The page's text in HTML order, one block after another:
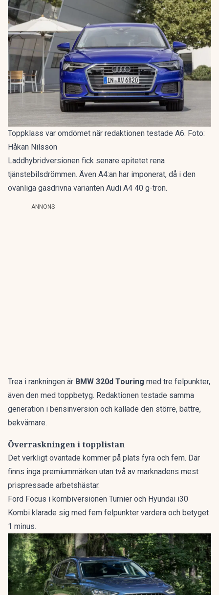
Toppklass var omdömet när redaktionen testade A6. Foto:
Håkan Nilsson
Laddhybridversionen fick senare epitetet rena
tjänstebilsdrömmen. Även A4:an har imponerat, då i den
ovanliga gasdrivna varianten Audi A4 40 g-tron.
ANNONS
Trea i rankningen är BMW 320d Touring med tre felpunkter,
även den med toppbetyg. Redaktionen testade samma
generation i bensinversion och kallade den större, bättre,
bekvämare.
Överraskningen i topplistan
Det verkligt oväntade kommer på plats fyra och fem. Där
finns inga premiummärken utan två av marknadens mest
prispressade arbetshästar.
Ford Focus i kombiversionen Turnier och Hyundai i30
Kombi klarade sig med fem felpunkter vardera och betyget
1 minus.